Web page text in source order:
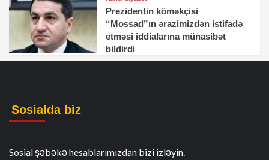
Prezidentin köməkçisi
“Mossad”ın ərazimizdən istifadə
etməsi iddialarına münasibət
bildirdi
Sosialda biz
Sosial şəbəkə hesablarımızdan bizi izləyin.